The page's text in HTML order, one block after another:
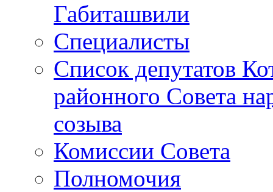
Габиташвили
Специалисты
Список депутатов
районного Совета
созыва
Комиссии Совета
Полномочия